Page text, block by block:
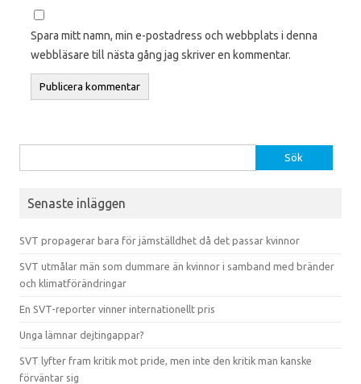
Spara mitt namn, min e-postadress och webbplats i denna
webbläsare till nästa gång jag skriver en kommentar.
Senaste inläggen
SVT propagerar bara för jämställdhet då det passar kvinnor
SVT utmålar män som dummare än kvinnor i samband med bränder
och klimatförändringar
En SVT-reporter vinner internationellt pris
Unga lämnar dejtingappar?
SVT lyfter fram kritik mot pride, men inte den kritik man kanske
förväntar sig